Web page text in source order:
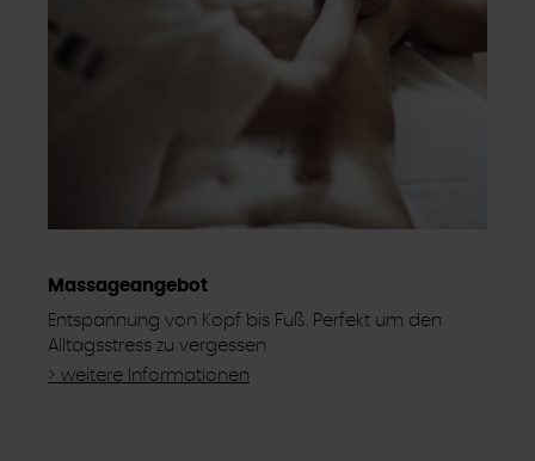
Massageangebot
Entspannung von Kopf bis Fuß. Perfekt um den
Alltagsstress zu vergessen.
> weitere Informationen